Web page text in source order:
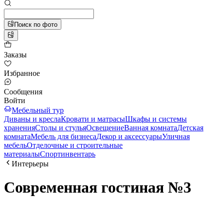
Поиск по фото
Заказы
Избранное
Сообщения
Войти
Мебельный тур
Диваны и креслаКровати и матрасыШкафы и системы
храненияСтолы и стульяОсвещениеВанная комнатаДетская
комнатаМебель для бизнесаДекор и аксессуарыУличная
мебельОтделочные и строительные
материалыСпортинвентарь
Интерьеры
Современная гостиная №3